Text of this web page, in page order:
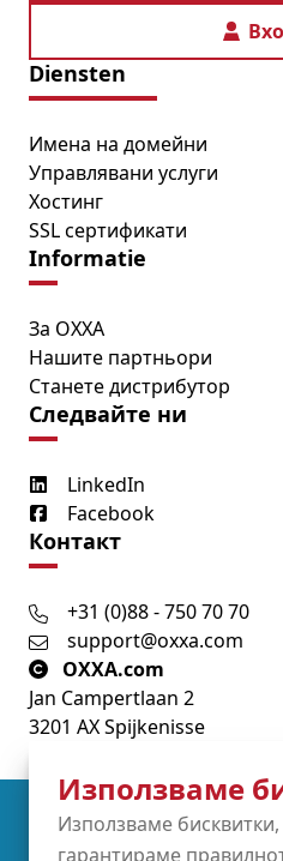
Използваме
Използваме бисквитки,
гарантираме
Diensten
Имена на домейни
Управлявани услуги
Хостинг
SSL сертификати
Informatie
За OXXA
Нашите партньори
Станете дистрибутор
Следвайте ни
LinkedIn
Facebook
Контакт
+31 (0)88 - 750 70 70
support@oxxa.com
OXXA.com
Jan Campertlaan 2
3201 AX Spijkenisse
Partners